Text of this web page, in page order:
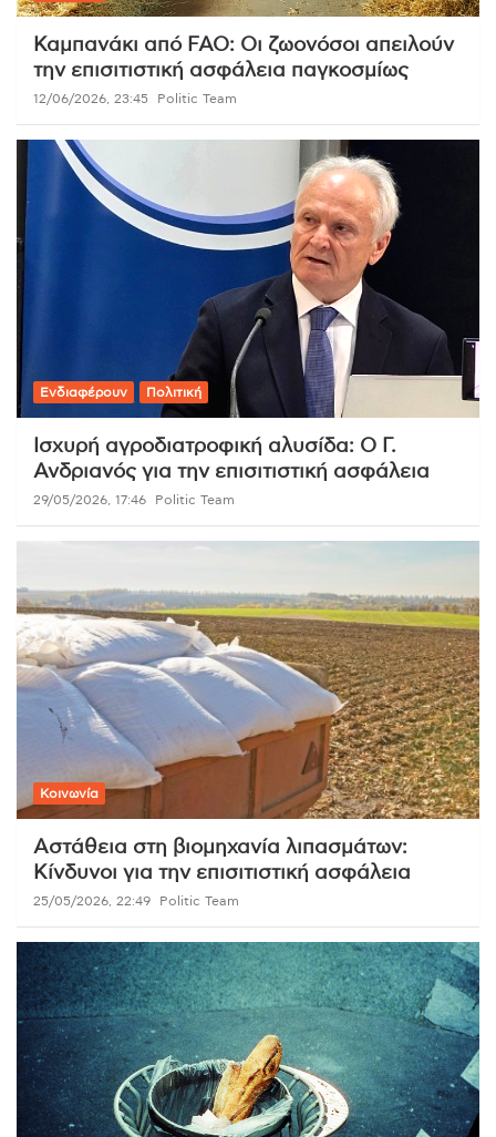
Καμπανάκι από FAO: Οι ζωονόσοι απειλούν
την επισιτιστική ασφάλεια παγκοσμίως
12/06/2026, 23:45 Politic Team
Ενδιαφέρουν Πολιτική
Ισχυρή αγροδιατροφική αλυσίδα: Ο Γ.
Ανδριανός για την επισιτιστική ασφάλεια
29/05/2026, 17:46 Politic Team
Κοινωνία
Αστάθεια στη βιομηχανία λιπασμάτων:
Κίνδυνοι για την επισιτιστική ασφάλεια
25/05/2026, 22:49 Politic Team